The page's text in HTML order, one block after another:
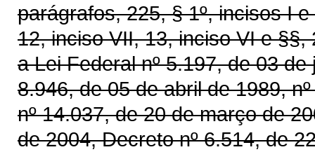
parágrafos, 225, § 1º, incisos I
12, inciso VII, 13, inciso VI e §§,
a Lei Federal nº 5.197, de 03
8.946, de 05 de abril de 1989,
nº 14.037, de 20 de março de
de 2004, Decreto nº 6.514, de